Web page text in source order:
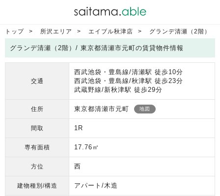
トップ 所沢エリア エイブル秋津店 グランデ清瀬（2階）
グランデ清瀬（2階）/ 東京都清瀬市元町の賃貸物件情報
交通
西武池袋・豊島線/清瀬駅 徒歩10分
西武池袋・豊島線/秋津駅 徒歩23分
武蔵野線/新秋津駅 徒歩29分
住所 東京都清瀬市元町 地図
間取 1R
専有面積 17.76㎡
方位 西
建物種別/構造 アパート/木造